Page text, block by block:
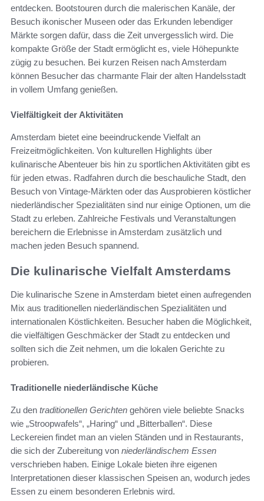
entdecken. Bootstouren durch die malerischen Kanäle, der
Besuch ikonischer Museen oder das Erkunden lebendiger
Märkte sorgen dafür, dass die Zeit unvergesslich wird. Die
kompakte Größe der Stadt ermöglicht es, viele Höhepunkte
zügig zu besuchen. Bei kurzen Reisen nach Amsterdam
können Besucher das charmante Flair der alten Handelsstadt
in vollem Umfang genießen.
Vielfältigkeit der Aktivitäten
Amsterdam bietet eine beeindruckende Vielfalt an
Freizeitmöglichkeiten. Von kulturellen Highlights über
kulinarische Abenteuer bis hin zu sportlichen Aktivitäten gibt es
für jeden etwas. Radfahren durch die beschauliche Stadt, den
Besuch von Vintage-Märkten oder das Ausprobieren köstlicher
niederländischer Spezialitäten sind nur einige Optionen, um die
Stadt zu erleben. Zahlreiche Festivals und Veranstaltungen
bereichern die Erlebnisse in Amsterdam zusätzlich und
machen jeden Besuch spannend.
Die kulinarische Vielfalt Amsterdams
Die kulinarische Szene in Amsterdam bietet einen aufregenden
Mix aus traditionellen niederländischen Spezialitäten und
internationalen Köstlichkeiten. Besucher haben die Möglichkeit,
die vielfältigen Geschmäcker der Stadt zu entdecken und
sollten sich die Zeit nehmen, um die lokalen Gerichte zu
probieren.
Traditionelle niederländische Küche
Zu den traditionellen Gerichten gehören viele beliebte Snacks
wie „Stroopwafels“, „Haring“ und „Bitterballen“. Diese
Leckereien findet man an vielen Ständen und in Restaurants,
die sich der Zubereitung von niederländischem Essen
verschrieben haben. Einige Lokale bieten ihre eigenen
Interpretationen dieser klassischen Speisen an, wodurch jedes
Essen zu einem besonderen Erlebnis wird.